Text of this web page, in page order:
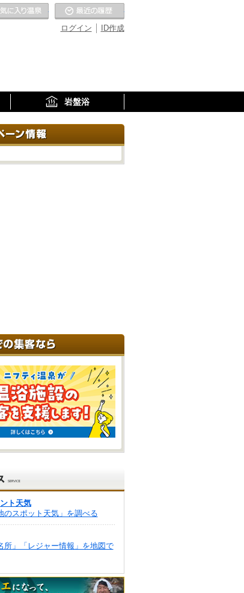
ID作成
ログイン
お気に入りの温泉
岩盤浴
ト天気
のスポット天気」を調べる
所」「レジャー情報」を地図で